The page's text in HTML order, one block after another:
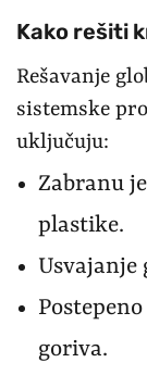
Kako rešiti
Rešavanje
sistemske
uključuju:
Zabranu
plastike.
Usvajanje
goriva.